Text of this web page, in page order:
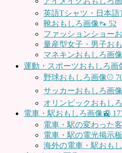
英語Tシャツ・日本
靴おもしろ画像👡 52
ファッションショー
量産型女子・男子お
マネキンおもしろ画像
運動・スポーツおもしろ画
野球おもしろ画像⚾
サッカーおもしろ画
オリンピックおもし
電車・駅おもしろ画像🚉
電車・駅の変わった
電車・駅の電光掲示
海外の電車・駅おも